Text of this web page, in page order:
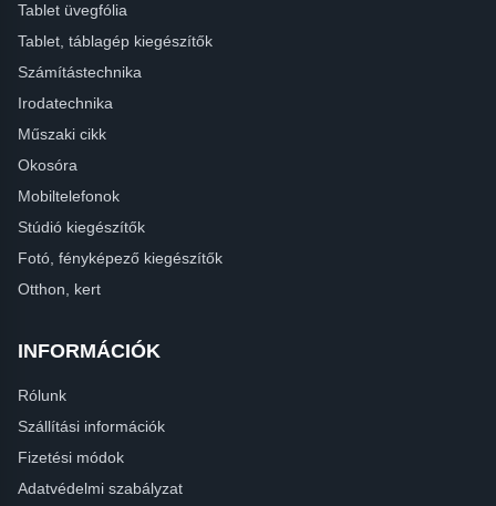
Tablet üvegfólia
Tablet, táblagép kiegészítők
Számítástechnika
Irodatechnika
Műszaki cikk
Okosóra
Mobiltelefonok
Stúdió kiegészítők
Fotó, fényképező kiegészítők
Otthon, kert
INFORMÁCIÓK
Rólunk
Szállítási információk
Fizetési módok
Adatvédelmi szabályzat